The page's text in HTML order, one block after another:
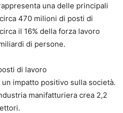
una delle principali
470 milioni di posti di
il 16% della forza lavoro
di persone.
di lavoro
impatto positivo sulla società.
manifatturiera crea 2,2